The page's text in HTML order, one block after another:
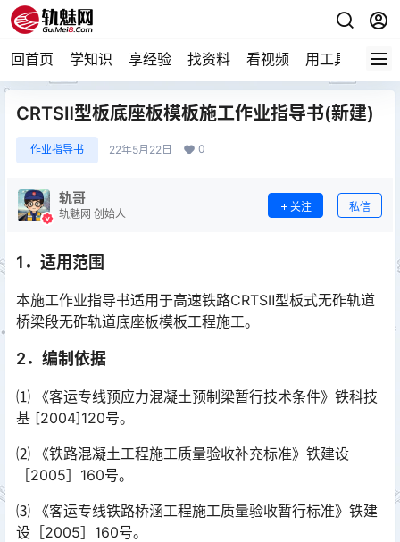
回首页 学知识 享经验 找资料 看视频 用工具 论技
CRTSⅡ型板底座板模板施工作业指导书(新建)
作业指导书 22年5月22日 0
轨哥
轨魅网 创始人
关注 私信
1．适用范围
本施工作业指导书适用于高速铁路CRTSⅡ型板式无砟轨道
桥梁段无砟轨道底座板模板工程施工。
2．编制依据
⑴ 《客运专线预应力混凝土预制梁暂行技术条件》铁科技
基 [2004]120号。
⑵ 《铁路混凝土工程施工质量验收补充标准》铁建设
［2005］160号。
⑶ 《客运专线铁路桥涵工程施工质量验收暂行标准》铁建
设［2005］160号。